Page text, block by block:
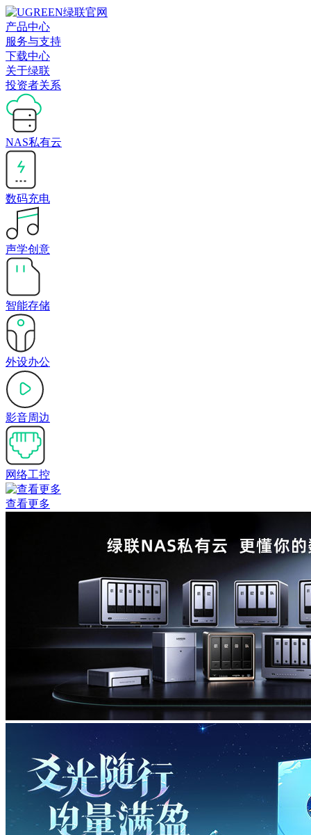
产品中心
服务与支持
下载中心
关于绿联
投资者关系
NAS私有云
数码充电
声学创意
智能存储
外设办公
影音周边
网络工控
查看更多